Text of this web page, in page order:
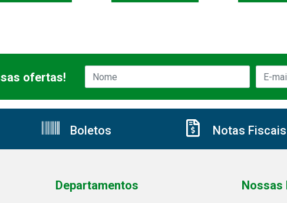
ofertas!
Boletos Notas Fiscais
Departamentos Nossas